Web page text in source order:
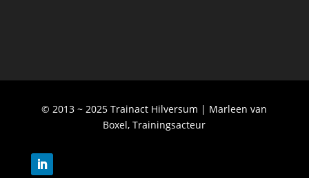
© 2013 ~ 2025 Trainact Hilversum | Marleen van
Boxel, Trainingsacteur